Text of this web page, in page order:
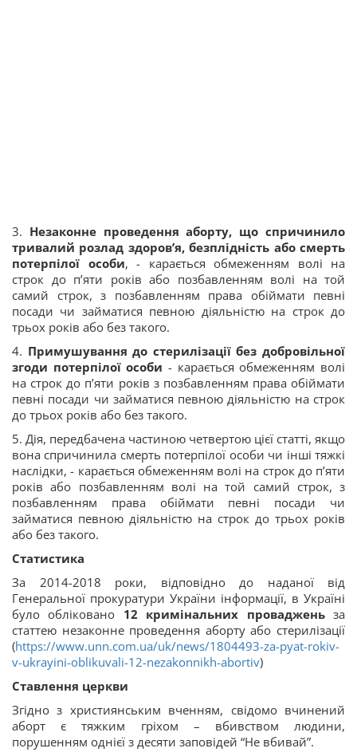
3. Незаконне проведення аборту, що спричинило
тривалий розлад здоров’я, безплідність або смерть
потерпілої особи, - карається обмеженням волі на
строк до п’яти років або позбавленням волі на той
самий строк, з позбавленням права обіймати певні
посади чи займатися певною діяльністю на строк до
трьох років або без такого.
4. Примушування до стерилізації без добровільної
згоди потерпілої особи - карається обмеженням волі
на строк до п’яти років з позбавленням права обіймати
певні посади чи займатися певною діяльністю на строк
до трьох років або без такого.
5. Дія, передбачена частиною четвертою цієї статті, якщо
вона спричинила смерть потерпілої особи чи інші тяжкі
наслідки, - карається обмеженням волі на строк до п’яти
років або позбавленням волі на той самий строк, з
позбавленням права обіймати певні посади чи
займатися певною діяльністю на строк до трьох років
або без такого.
Статистика
За 2014-2018 роки, відповідно до наданої від
Генеральної прокуратури України інформації, в Україні
було обліковано 12 кримінальних провадженьза
статтею незаконне проведення аборту або стерилізації
(https://www.unn.com.ua/uk/news/1804493-za-pyat-rokiv-
v-ukrayini-oblikuvali-12-nezakonnikh-abortiv)
Ставлення церкви
Згідно з християнським вченням, свідомо вчинений
аборт є тяжким гріхом – вбивством людини,
порушенням однієї з десяти заповідей “Не вбивай”.